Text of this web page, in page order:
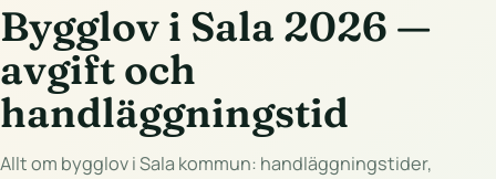
Bygglov i Sala 2026 —
avgift och
handläggningstid
Allt om bygglov i Sala kommun: handläggningstider,